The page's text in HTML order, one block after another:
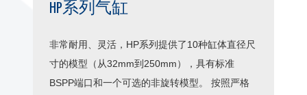
HP系列气缸
非常耐用、灵活，HP系列提供了10种缸体直径尺
寸的模型（从32mm到250mm），具有标准
BSPP端口和一个可选的非旋转模型。 按照严格